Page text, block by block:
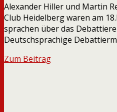
Alexander Hiller und Martin
Club Heidelberg waren am
sprachen über das
Deutschsprachige
Zum Beitrag